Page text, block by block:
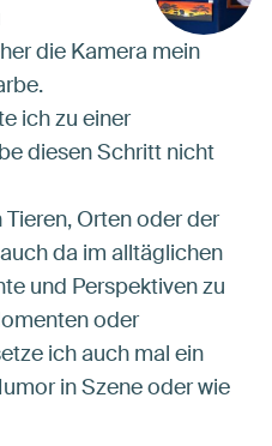
die Kamera mein
ich zu einer
diesen Schritt nicht
Orten oder der
da im alltäglichen
und Perspektiven zu
oder
ich auch mal ein
in Szene oder wie